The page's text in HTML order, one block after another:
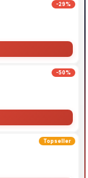
-29%
-50%
Topseller